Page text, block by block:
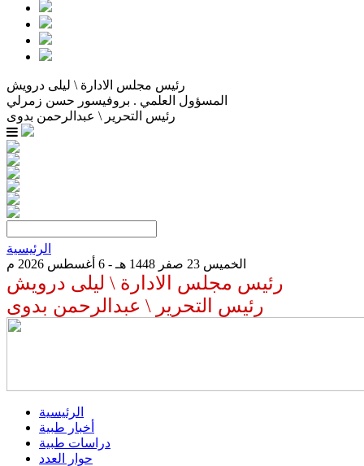
رئيس مجلس الادارة \ ليلى درويش
المسؤول العلمي . بروفيسور حسن زمرلي
رئيس التحرير \ عبدالرحمن بدوى
الرئيسية
الخميس 23 صفر 1448 هـ - 6 أغسطس 2026 م
رئيس مجلس الادارة \ ليلى درويش
رئيس التحرير \ عبدالرحمن بدوى
الرئيسية
أخبار طبية
دراسات طبية
حوار العدد